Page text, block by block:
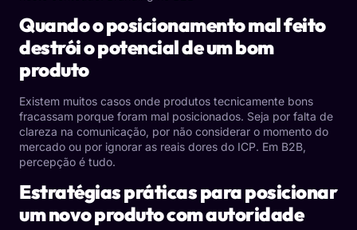
Quando o posicionamento mal feito
destrói o potencial de um bom
produto
Existem muitos casos onde produtos tecnicamente bons
fracassam porque foram mal posicionados. Seja por falta de
clareza na comunicação, por não considerar o momento do
mercado ou por ignorar as reais dores do ICP. Em B2B,
percepção é tudo.
Estratégias práticas para posicionar
um novo produto com autoridade